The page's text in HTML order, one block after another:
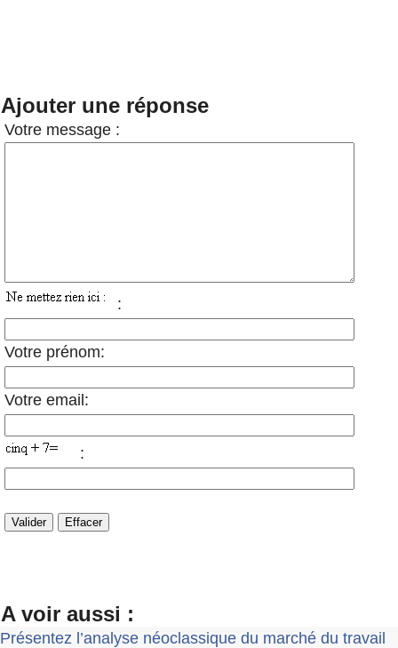
Ajouter une réponse
Votre message :
:
Votre prénom:
Votre email:
:
A voir aussi :
Présentez l’analyse néoclassique du marché du travail